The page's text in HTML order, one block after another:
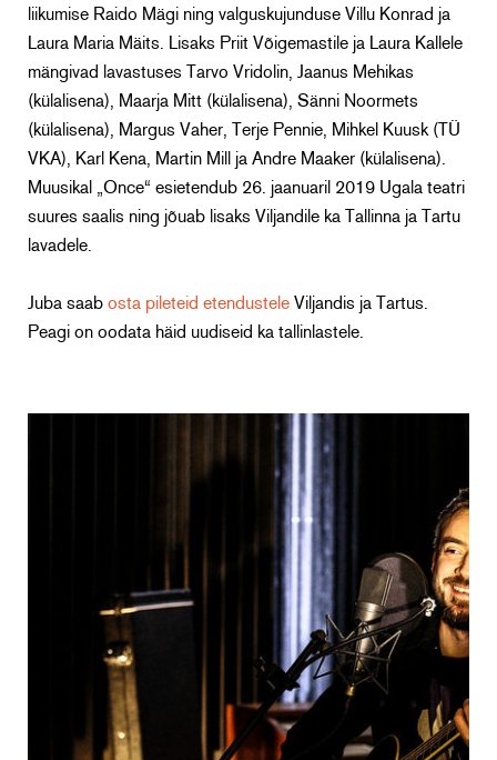
liikumise Raido Mägi ning valguskujunduse Villu Konrad ja
Laura Maria Mäits. Lisaks Priit Võigemastile ja Laura Kallele
mängivad lavastuses Tarvo Vridolin, Jaanus Mehikas
(külalisena), Maarja Mitt (külalisena), Sänni Noormets
(külalisena), Margus Vaher, Terje Pennie, Mihkel Kuusk (TÜ
VKA), Karl Kena, Martin Mill ja Andre Maaker (külalisena).
Muusikal „Once“ esietendub 26. jaanuaril 2019 Ugala teatri
suures saalis ning jõuab lisaks Viljandile ka Tallinna ja Tartu
lavadele.
Juba saab osta pileteid etendustele Viljandis ja Tartus.
Peagi on oodata häid uudiseid ka tallinlastele.